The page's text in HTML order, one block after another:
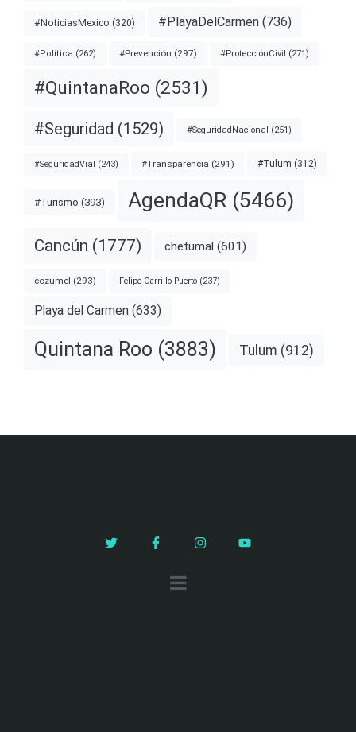
#NoticiasMexico (320) #PlayaDelCarmen (736)
#Política (262) #Prevención (297) #ProtecciónCivil (271)
#QuintanaRoo (2531)
#Seguridad (1529) #SeguridadNacional (251)
#SeguridadVial (243) #Transparencia (291) #Tulum (312)
#Turismo (393) AgendaQR (5466)
Cancún (1777) chetumal (601)
cozumel (293) Felipe Carrillo Puerto (237)
Playa del Carmen (633)
Quintana Roo (3883) Tulum (912)